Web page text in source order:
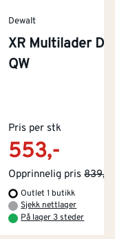
Dewalt
XR Multilader
QW
Pris per stk
553,-
Opprinnelig pris 839,-
Outlet 1 butikk
Sjekk nettlager
På lager 3 steder